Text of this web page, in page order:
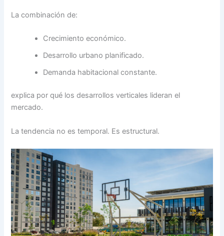
La combinación de:
Crecimiento económico.
Desarrollo urbano planificado.
Demanda habitacional constante.
explica por qué los desarrollos verticales lideran el
mercado.
La tendencia no es temporal. Es estructural.